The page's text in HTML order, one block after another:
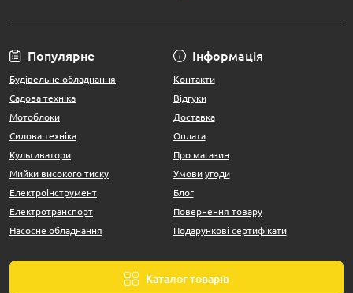
Популярне
Будівельне обладнання
Садова техніка
Мотоблоки
Силова техніка
Культиватори
Мийки високого тиску
Електроінструмент
Електротранспорт
Насосне обладнання
Інформація
Контакти
Відгуки
Доставка
Оплата
Про магазин
Умови угоди
Блог
Повернення товару
Подарункові сертифікати
Каталог товарів